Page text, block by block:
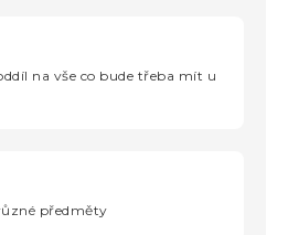
na vše co bude třeba mít u
předměty